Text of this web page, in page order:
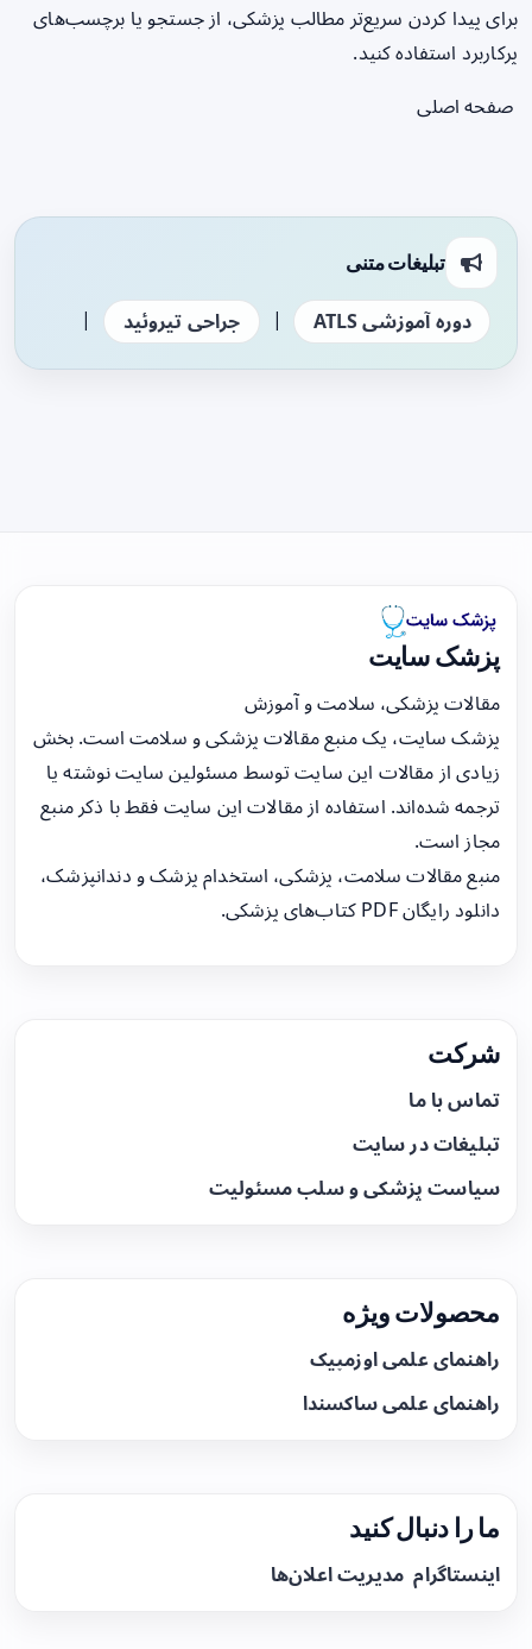
برای پیدا کردن سریع‌تر مطالب پزشکی، از جستجو یا برچسب‌های
پرکاربرد استفاده کنید.
صفحه اصلی
تبلیغات متنی
دوره آموزشی ATLS | جراحی تیروئید |
پزشک سایت
مقالات پزشکی، سلامت و آموزش
پزشک سایت، یک منبع مقالات پزشکی و سلامت است. بخش
زیادی از مقالات این سایت توسط مسئولین سایت نوشته یا
ترجمه شده‌اند. استفاده از مقالات این سایت فقط با ذکر منبع
مجاز است.
منبع مقالات سلامت، پزشکی، استخدام پزشک و دندانپزشک،
دانلود رایگان PDF کتاب‌های پزشکی.
شرکت
تماس با ما
تبلیغات در سایت
سیاست پزشکی و سلب مسئولیت
محصولات ویژه
راهنمای علمی اوزمپیک
راهنمای علمی ساکسندا
ما را دنبال کنید
اینستاگرام مدیریت اعلان‌ها